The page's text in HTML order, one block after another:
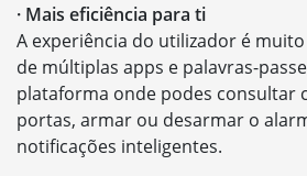
· Mais eficiência para ti
A experiência do utilizador é
de múltiplas apps e palavras-
plataforma onde podes consultar
portas, armar ou desarmar o
notificações inteligentes.